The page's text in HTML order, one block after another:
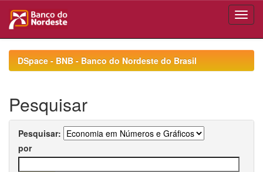
navigationDSpace - BNB - Banco do Nordeste do Brasil
Pesquisar
Pesquisar:
por